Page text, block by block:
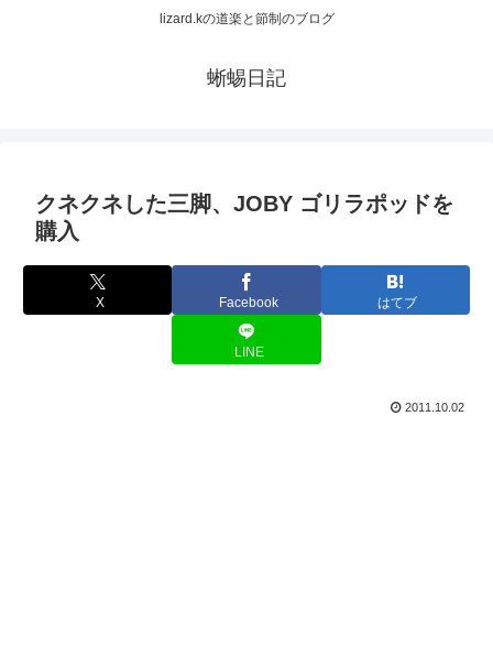
lizard.kの道楽と節制のブログ
蜥蜴日記
クネクネした三脚、JOBY ゴリラポッドを
購入
X Facebook はてブ
LINE
2011.10.02